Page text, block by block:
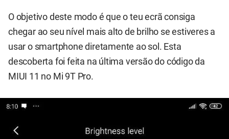
O objetivo deste modo é que o teu ecrã consiga
chegar ao seu nível mais alto de brilho se estiveres a
usar o smartphone diretamente ao sol. Esta
descoberta foi feita na última versão do código da
MIUI 11 no Mi 9T Pro.